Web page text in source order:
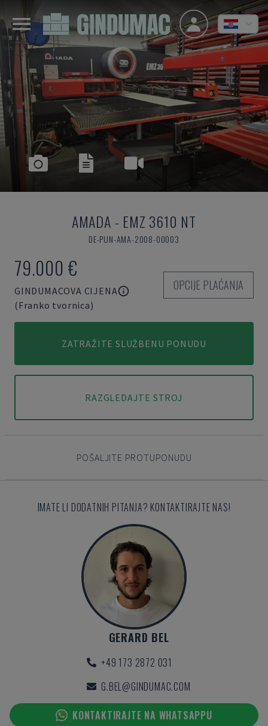
AMADA - EMZ 3610 NT
DE-PUN-AMA-2008-00003
79.000 €
GINDUMACOVA CIJENA
(Franko tvornica)
OPCIJE PLAĆANJA
ZATRAŽITE SLUŽBENU PONUDU
RAZGLEDAJTE STROJ
POŠALJITE PROTUPONUDU
IMATE LI DODATNIH PITANJA? KONTAKTIRAJTE NAS!
GERARD BEL
+49 173 2872 031
G.BEL@GINDUMAC.COM
KONTAKTIRAJTE NA WHATSAPPU